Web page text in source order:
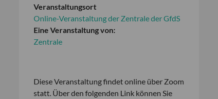
Veranstaltungsort
Online-Veranstaltung der Zentrale der GfdS
Eine Veranstaltung von:
Zentrale
Diese Veranstaltung findet online über Zoom
statt. Über den folgenden Link können Sie